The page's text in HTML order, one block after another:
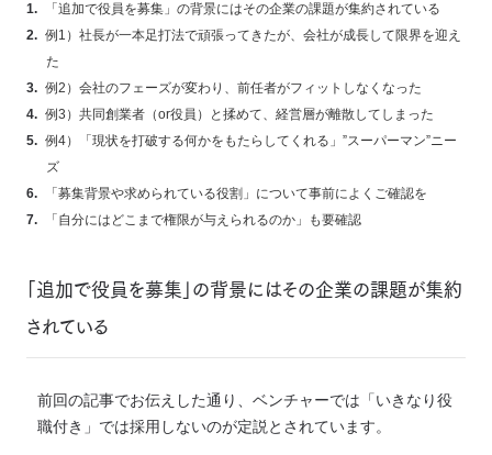
「追加で役員を募集」の背景にはその企業の課題が集約されている
例1）社長が一本足打法で頑張ってきたが、会社が成長して限界を迎え
た
例2）会社のフェーズが変わり、前任者がフィットしなくなった
例3）共同創業者（or役員）と揉めて、経営層が離散してしまった
例4）「現状を打破する何かをもたらしてくれる」”スーパーマン”ニー
ズ
「募集背景や求められている役割」について事前によくご確認を
「自分にはどこまで権限が与えられるのか」も要確認
「追加で役員を募集」の背景にはその企業の課題が集約
されている
前回の記事でお伝えした通り、ベンチャーでは「いきなり役
職付き」では採用しないのが定説とされています。